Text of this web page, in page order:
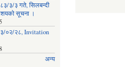
३/३ गते, सिलबन्दी
सूचना ।
०२/२८, Invitation
अन्य